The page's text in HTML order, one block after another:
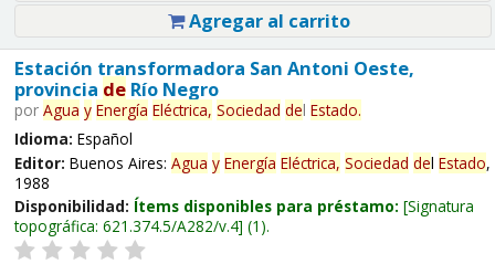
Agregar al carrito
Estación transformadora San Antoni Oeste,
provincia deRío Negro
por Agua y Energía Eléctrica, Sociedad del Estado.
Idioma: Español
Editor: Buenos Aires: Agua y Energía Eléctrica, Sociedad del Estado,
1988
Disponibilidad: Ítems disponibles para préstamo: Signatura
topográfica: 621.374.5/A282/v.4 (1).